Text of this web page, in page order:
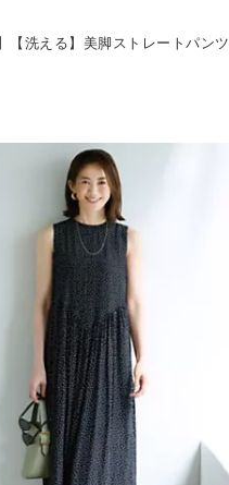
【洗える】美脚ストレートパンツ